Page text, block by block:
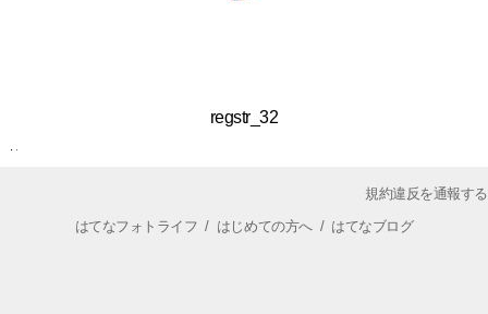
regstr_32
規約違反を通報する
はてなフォトライフ / はじめての方へ/ はてなブログ